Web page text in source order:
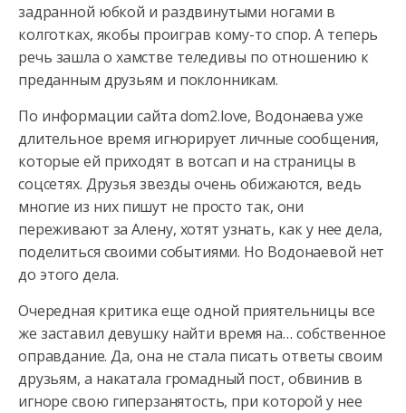
задранной юбкой и раздвинутыми ногами в
колготках, якобы проиграв кому-то спор. А теперь
речь зашла о хамстве теледивы по отношению к
преданным друзьям и поклонникам.
По информации сайта dom2.love, Водонаева уже
длительное время игнорирует личные сообщения,
которые ей приходят в вотсап и на страницы в
соцсетях. Друзья звезды очень обижаются, ведь
многие из них пишут не просто так, они
переживают за Алену, хотят узнать, как у нее дела,
поделиться своими событиями. Но Водонаевой нет
до этого дела.
Очередная критика еще одной приятельницы все
же заставил девушку найти время на… собственное
оправдание. Да, она не стала писать ответы своим
друзьям, а накатала громадный пост, обвинив в
игноре свою гиперзанятость, при которой у нее